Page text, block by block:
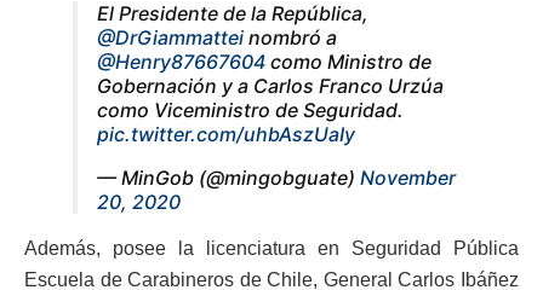
El Presidente de la República,
@DrGiammattei nombró a
@Henry87667604 como Ministro de
Gobernación y a Carlos Franco Urzúa
como Viceministro de Seguridad.
pic.twitter.com/uhbAszUaIy
— MinGob (@mingobguate) November
20, 2020
Además, posee la licenciatura en Seguridad Pública
Escuela de Carabineros de Chile, General Carlos Ibáñez